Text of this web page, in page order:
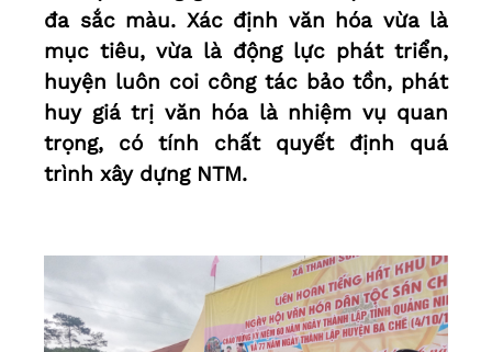
đa sắc màu. Xác định văn hóa vừa là
mục tiêu, vừa là động lực phát triển,
huyện luôn coi công tác bảo tồn, phát
huy giá trị văn hóa là nhiệm vụ quan
trọng, có tính chất quyết định quá
trình xây dựng NTM.